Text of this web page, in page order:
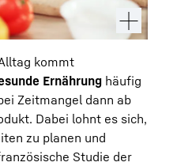
kommt
Ernährung häufig
Zeitmangel dann ab
Dabei lohnt es sich,
zu planen und
Studie der